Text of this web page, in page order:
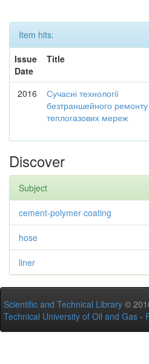
Item hits:
Issue
Date
Title
2016
Сучасні технології
безтраншейного ремонту
теплогазових мереж
Discover
Subject
cement-polymer coating
hose
liner
Scientific and Technical Library ©
Technical University of Oil and Gas -